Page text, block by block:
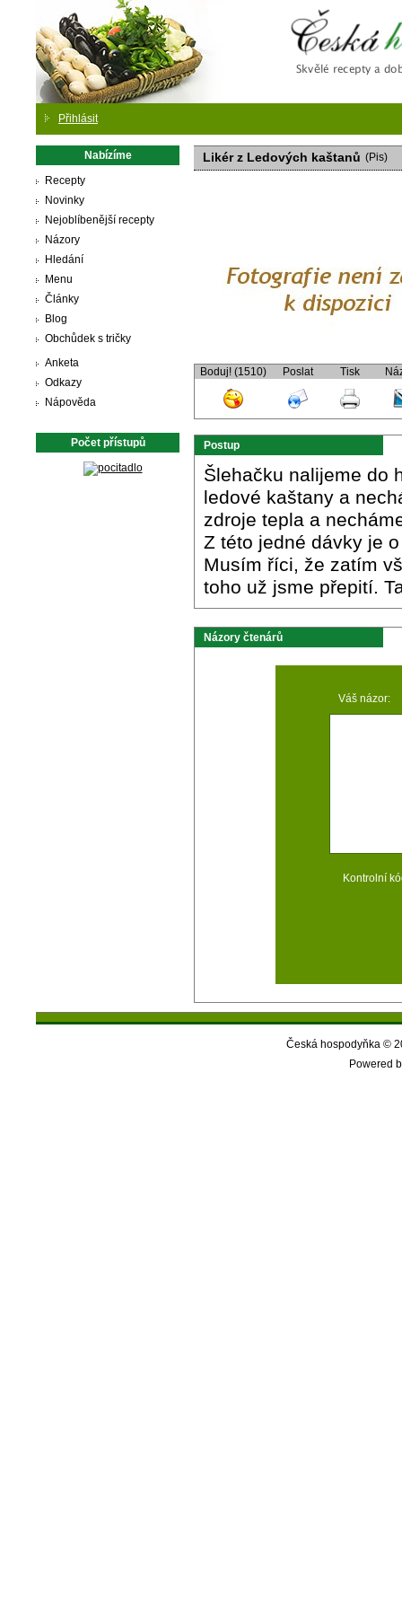
Přihlásit
Nabízíme
Recepty
Novinky
Nejoblíbenější recepty
Názory
Hledání
Menu
Články
Blog
Obchůdek s tričky
Anketa
Odkazy
Nápověda
Počet přístupů
Likér z Ledových kaštanů (Pis)
Boduj! (1510) Poslat Tisk
Postup
Šlehačku nalijeme do
ledové kaštany a
zdroje tepla a
Z této jedné dávky je
Musím říci, že zatím
toho už jsme přepití.
Názory čtenárů
Váš názor:
Kontrolní
Česká hospodyňka ©
Powered